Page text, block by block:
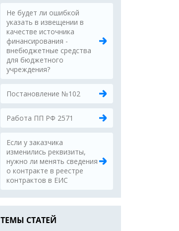
Не будет ли ошибкой
указать в извещении в
качестве источника
финансирования -
внебюджетные средства
для бюджетного
учреждения?
Постановление №102
Работа ПП РФ 2571
Если у заказчика
изменились реквизиты,
нужно ли менять сведения
о контракте в реестре
контрактов в ЕИС
ТЕМЫ СТАТЕЙ